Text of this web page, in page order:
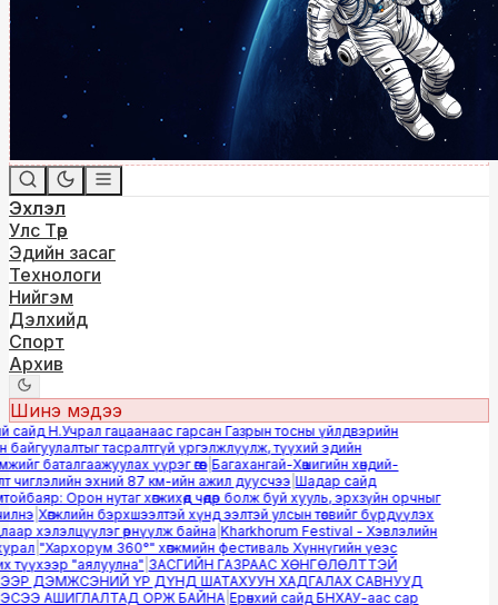
Эхлэл
Улс Төр
Эдийн засаг
Технологи
Нийгэм
Дэлхийд
Спорт
Архив
Шинэ мэдээ
сайд Н.Учрал гацаанаас гарсан Газрын тосны үйлдвэрийн
тасралтгүй үргэлжлүүлж, түүхий эдийн
баталгаажуулах үүрэг өгөв|Багахангай-Хөшигийн хөндий-
эхний 87 км-ийн ажил дуусчээ|Шадар сайд
Орон нутаг хөгжихөд чөдөр болж буй хууль, эрхзүйн орчныг
|Хөгжлийн бэрхшээлтэй хүнд ээлтэй улсын төсвийг бүрдүүлэх
хэлэлцүүлэг өрнүүлж байна|Kharkhorum Festival - Хэвлэлийн
|"Хархорум 360°" хөгжмийн фестиваль Хүннүгийн үеэс
"аялуулна"|ЗАСГИЙН ГАЗРААС ХӨНГӨЛӨЛТТЭЙ
ДЭМЖСЭНИЙ ҮР ДҮНД ШАТАХУУН ХАДГАЛАХ САВНУУД
АШИГЛАЛТАД ОРЖ БАЙНА|Ерөнхий сайд БНХАУ-аас сар